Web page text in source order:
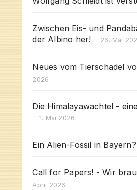
Zwischen Eis- und
der Albino her!
26. Mai
Neues vom Tierschädel
2026
Die Himalayawachtel -
1. Mai 2026
Ein Alien-Fossil in Bayern?
Call for Papers! - Wir
April 2026